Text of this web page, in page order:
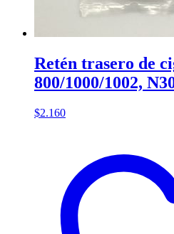
Retén trasero de
800/1000/1002,
$2.160